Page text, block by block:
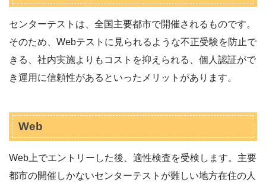
センターテストは、全国主要都市で開催されるものです。
そのため、Webテストに見られるような不正受験を防止で
きる、社内実施よりもコストを抑えられる、個人認証がで
き運用に信頼性があるといったメリットがあります。
Web
Web上でエントリーした後、適性検査を受検します。主要
都市の開催しかないセンターテストが難しい地方在住の人